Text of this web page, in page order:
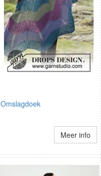
Omslagdoek
Meer info